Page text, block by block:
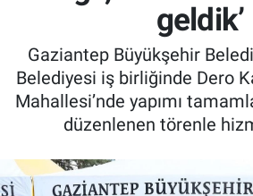
geldik’
Gaziantep Büyükşehir
Belediyesi iş birliğinde Dero
Mahallesi’nde yapımı
düzenlenen törenle
TEKNOLOJİ
ASAYİŞ
EĞİTİM
Son Dakika Haberleri
Haber Arşivi